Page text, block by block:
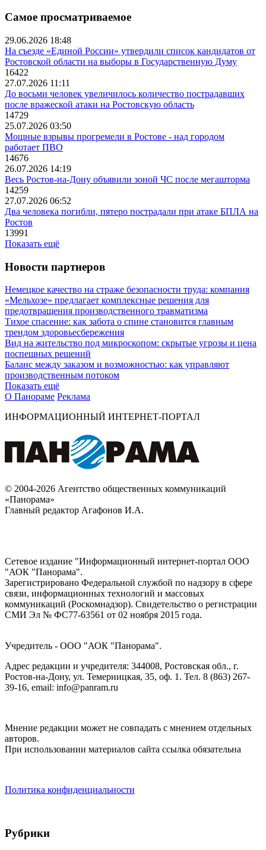
Самое просматриваемое
29.06.2026 18:48
На съезде «Единой России» утвердили список кандидатов от
Ростовской области на выборы в Государственную Думу
16422
27.07.2026 11:11
До восьми человек увеличилось количество пострадавших
после вражеской атаки на Ростовскую область
14729
25.07.2026 03:50
Мощные взрывы прогремели в Ростове - над городом
работает ПВО
14676
26.07.2026 14:19
Весь Ростов-на-Дону объявили зоной ЧС после мегашторма
14259
27.07.2026 06:52
Два человека погибли, пятеро пострадали при атаке БПЛА на
Ростов
13991
Показать ещё
Новости партнеров
Немецкое качество на страже безопасности труда: компания
«Мельхозе» предлагает комплексные решения для
предотвращения производственного травматизма
Тихое спасение: как забота о спине становится главным
трендом здоровьесбережения
Вид на жительство под микроскопом: скрытые угрозы и цена
поспешных решений
Баланс между заказом и возможностью: как управляют
производственным потоком
Показать ещё
О Панораме Реклама
ИНФОРМАЦИОННЫЙ ИНТЕРНЕТ-ПОРТАЛ
© 2004-2026 Агентство общественных коммуникаций
«Панорама»
Главный редактор Агафонов И.А.
Сетевое издание "Информационный интернет-портал ООО
"АОК "Панорама".
Зарегистрировано Федеральной службой по надзору в сфере
связи, информационных технологий и массовых
коммуникаций (Роскомнадзор). Cвидетельство о регистрации
СМИ Эл № ФС77-63561 от 02 ноября 2015 года.
Учредитель - ООО "АОК "Панорама".
Адрес редакции и учредителя: 344008, Ростовская обл., г.
Ростов-на-Дону, ул. Темерницкая, 35, оф. 1. Тел. 8 (863) 267-
39-16, email: info@panram.ru
Мнение редакции может не совпадать с мнением отдельных
авторов.
При использовании материалов сайта ссылка обязательна
Политика конфиденциальности
Рубрики